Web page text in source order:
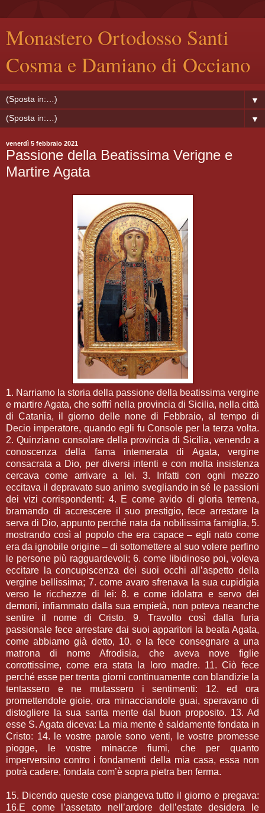
Monastero Ortodosso Santi
Cosma e Damiano di Occiano
▼
▼
venerdì 5 febbraio 2021
Passione della Beatissima Verigne e
Martire Agata
1. Narriamo la storia della passione della beatissima vergine
e martire Agata, che soffrì nella provincia di Sicilia, nella città
di Catania, il giorno delle none di Febbraio, al tempo di
Decio imperatore, quando egli fu Console per la terza volta.
2. Quinziano consolare della provincia di Sicilia, venendo a
conoscenza della fama intemerata di Agata, vergine
consacrata a Dio, per diversi intenti e con molta insistenza
cercava come arrivare a lei. 3. Infatti con ogni mezzo
eccitava il depravato suo animo svegliando in sé le passioni
dei vizi corrispondenti: 4. E come avido di gloria terrena,
bramando di accrescere il suo prestigio, fece arrestare la
serva di Dio, appunto perché nata da nobilissima famiglia, 5.
mostrando così al popolo che era capace – egli nato come
era da ignobile origine – di sottomettere al suo volere perfino
le persone più ragguardevoli; 6. come libidinoso poi, voleva
eccitare la concupiscenza dei suoi occhi all’aspetto della
vergine bellissima; 7. come avaro sfrenava la sua cupidigia
verso le ricchezze di lei: 8. e come idolatra e servo dei
demoni, infiammato dalla sua empietà, non poteva neanche
sentire il nome di Cristo. 9. Travolto così dalla furia
passionale fece arrestare dai suoi apparitori la beata Agata,
come abbiamo già detto, 10. e la fece consegnare a una
matrona di nome Afrodisia, che aveva nove figlie
corrottissime, come era stata la loro madre. 11. Ciò fece
perché esse per trenta giorni continuamente con blandizie la
tentassero e ne mutassero i sentimenti: 12. ed ora
promettendole gioie, ora minacciandole guai, speravano di
distogliere la sua santa mente dal buon proposito. 13. Ad
esse S. Agata diceva: La mia mente è saldamente fondata in
Cristo: 14. le vostre parole sono venti, le vostre promesse
piogge, le vostre minacce fiumi, che per quanto
imperversino contro i fondamenti della mia casa, essa non
potrà cadere, fondata com’è sopra pietra ben ferma.
15. Dicendo queste cose piangeva tutto il giorno e pregava:
16.E come l’assetato nell’ardore dell’estate desidera le